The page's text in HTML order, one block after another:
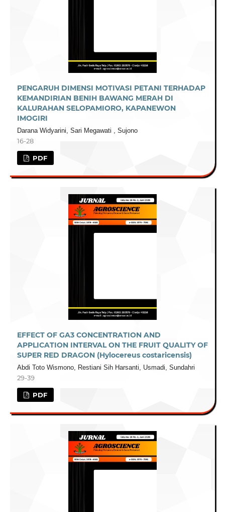
PENGARUH DIMENSI MOTIVASI PETANI TERHADAP
KEMANDIRIAN BENIH BAWANG MERAH DI
KALURAHAN SELOPAMIORO, KAPANEWON
IMOGIRI
Darana Widyarini, Sari Megawati , Sujono
16-28
PDF
EFFECT OF GA3 CONCENTRATION AND
APPLICATION INTERVAL ON THE FRUIT QUALITY OF
SUPER RED DRAGON (Hylocereus costaricensis)
Abdi Toto Wismono, Restiani Sih Harsanti, Usmadi, Sundahri
29-39
PDF